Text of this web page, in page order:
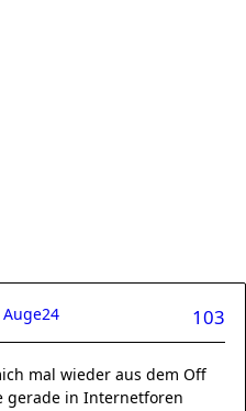
103
Auge24
mal wieder aus dem Off
gerade in Internetforen